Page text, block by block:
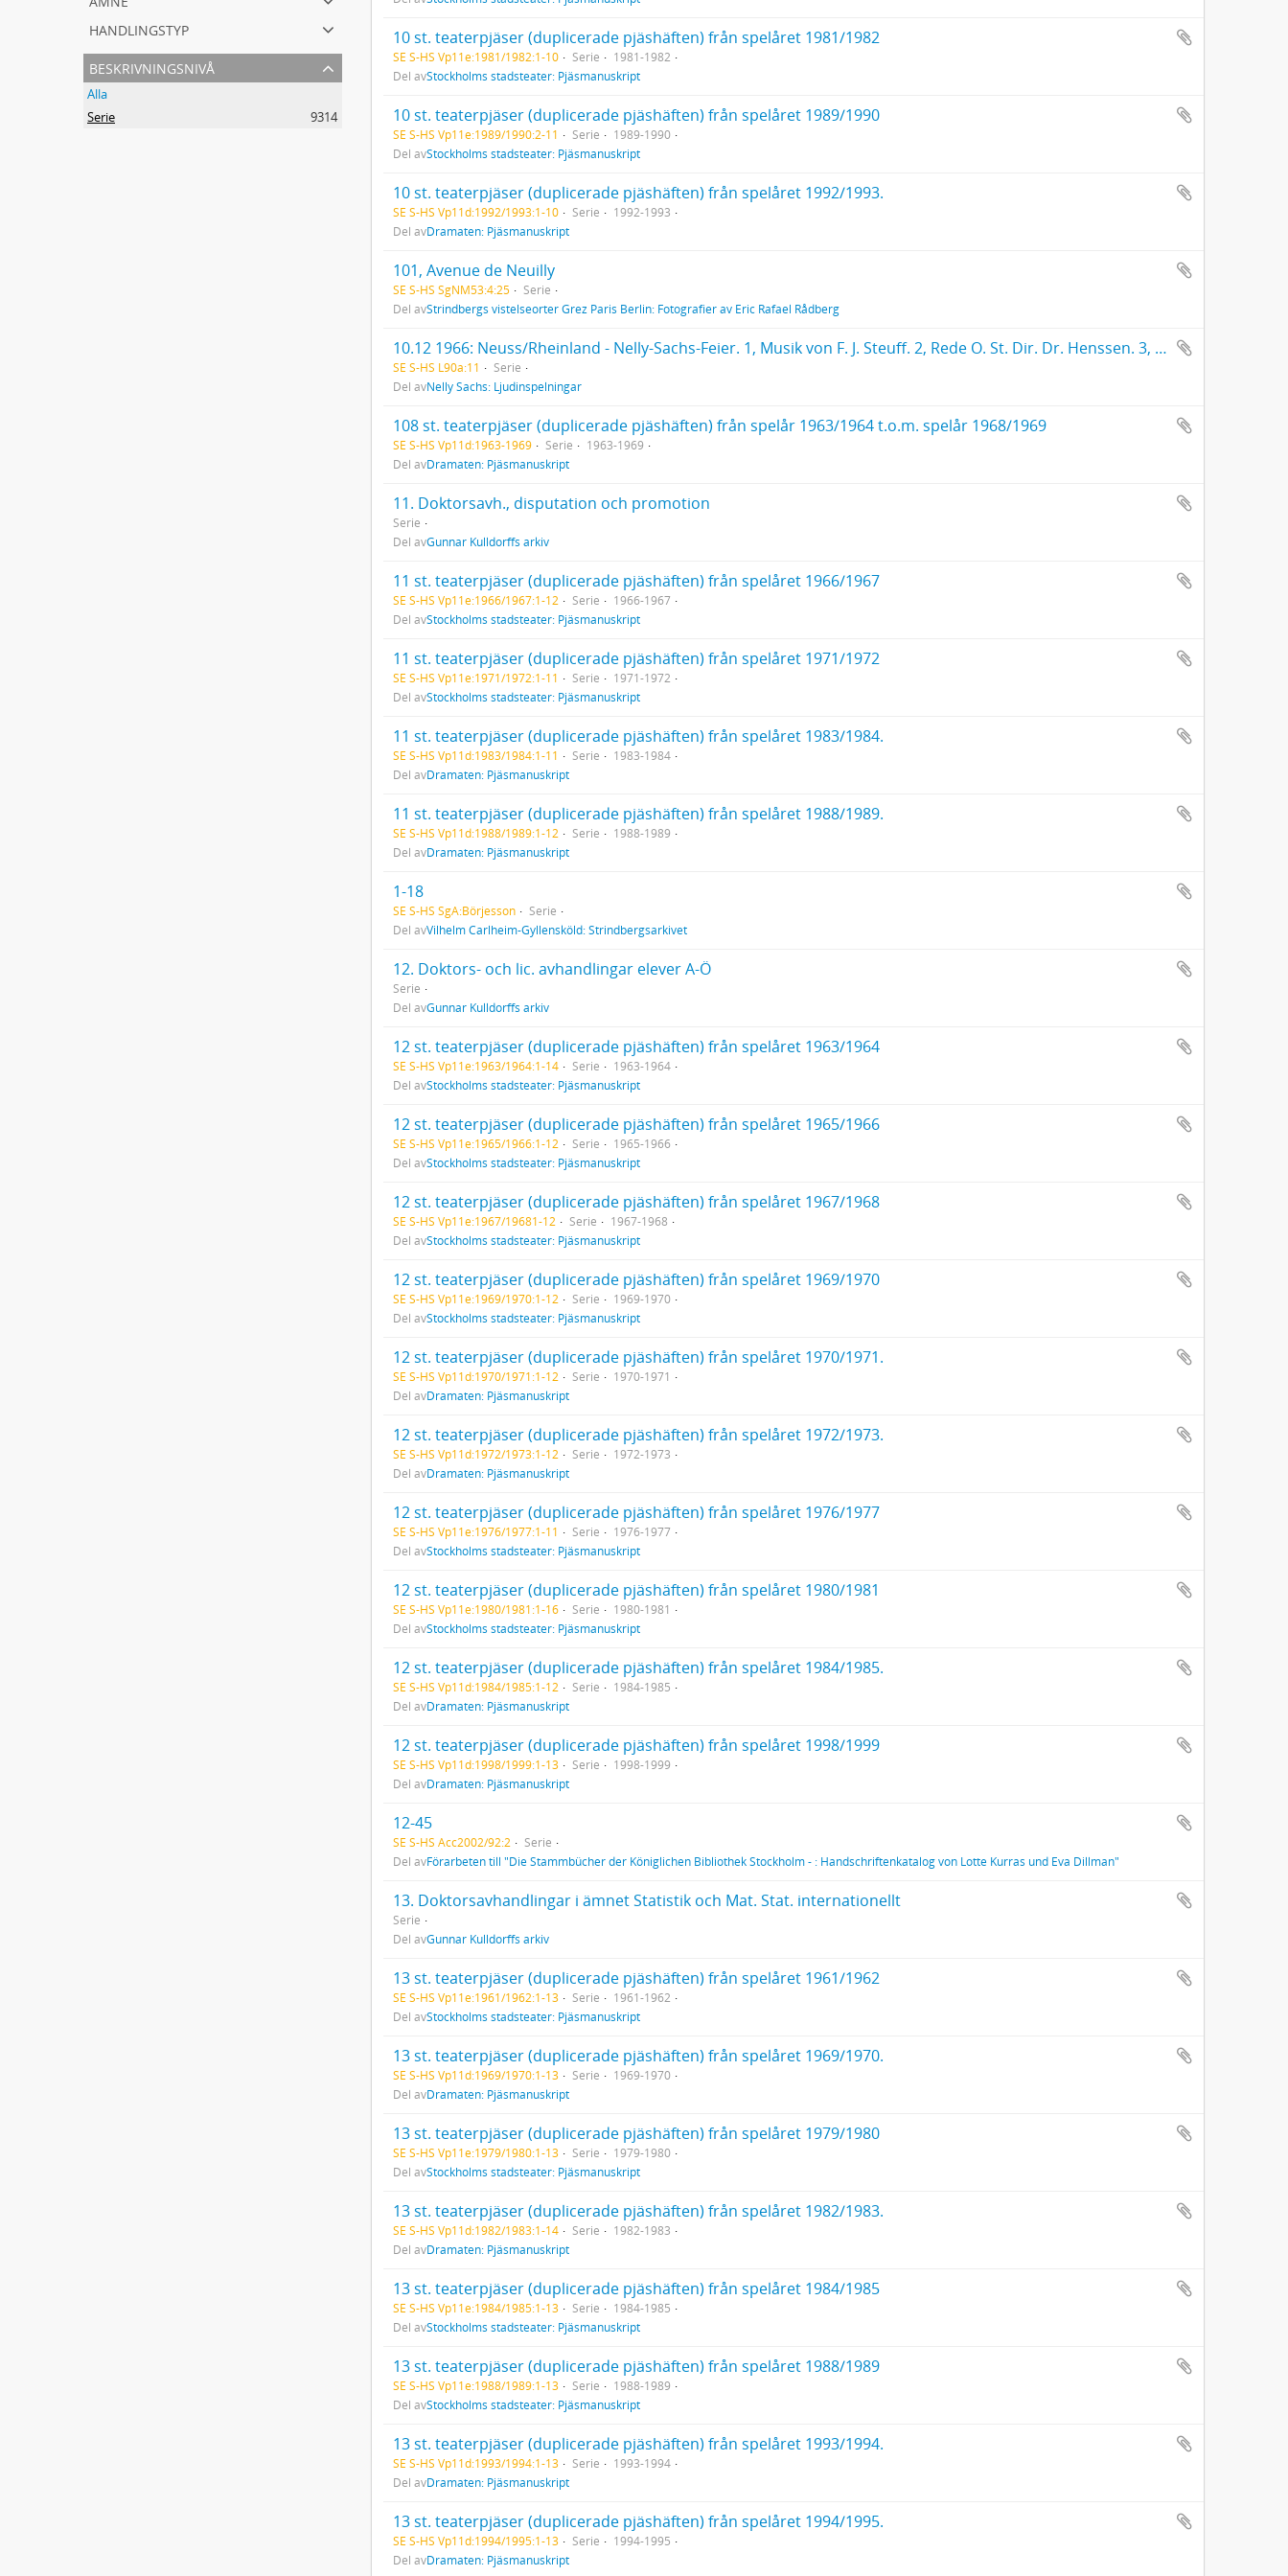
handlingstyp
beskrivningsnivå
Alla
Serie
9314
10 st. teaterpjäser (duplicerade pjäshäften) från spelåret 1981/1982
SE S-HS Vp11e:1981/1982:1-10 Serie
1981-1982
Del avStockholms stadsteater: Pjäsmanuskript
10 st. teaterpjäser (duplicerade pjäshäften) från spelåret 1989/1990
SE S-HS Vp11e:1989/1990:2-11 Serie
1989-1990
Del avStockholms stadsteater: Pjäsmanuskript
10 st. teaterpjäser (duplicerade pjäshäften) från spelåret 1992/1993.
SE S-HS Vp11d:1992/1993:1-10 Serie
1992-1993
Del avDramaten: Pjäsmanuskript
101, Avenue de Neuilly
SE S-HS SgNM53:4:25
Serie
Del avStrindbergs vistelseorter Grez Paris Berlin: Fotografier av Eric Rafael Rådberg
10.12 1966: Neuss/Rheinland - Nelly-Sachs-Feier. 1, Musik von F. J. Steuff. 2, Rede O. St. Dir. Dr. Henssen. 3, Rede Oberbürgermeister P. W. Kallen. 4, Festvortrag Dr. Helmut Jendreiek. 1 band.
SE S-HS L90a:11
Serie
Del avNelly Sachs: Ljudinspelningar
108 st. teaterpjäser (duplicerade pjäshäften) från spelår 1963/1964 t.o.m. spelår 1968/1969
SE S-HS Vp11d:1963-1969 Serie
1963-1969
Del avDramaten: Pjäsmanuskript
11. Doktorsavh., disputation och promotion
Serie
Del avGunnar Kulldorffs arkiv
11 st. teaterpjäser (duplicerade pjäshäften) från spelåret 1966/1967
SE S-HS Vp11e:1966/1967:1-12 Serie
1966-1967
Del avStockholms stadsteater: Pjäsmanuskript
11 st. teaterpjäser (duplicerade pjäshäften) från spelåret 1971/1972
SE S-HS Vp11e:1971/1972:1-11 Serie
1971-1972
Del avStockholms stadsteater: Pjäsmanuskript
11 st. teaterpjäser (duplicerade pjäshäften) från spelåret 1983/1984.
SE S-HS Vp11d:1983/1984:1-11 Serie
1983-1984
Del avDramaten: Pjäsmanuskript
11 st. teaterpjäser (duplicerade pjäshäften) från spelåret 1988/1989.
SE S-HS Vp11d:1988/1989:1-12 Serie
1988-1989
Del avDramaten: Pjäsmanuskript
1-18
SE S-HS SgA:Börjesson
Serie
Del avVilhelm Carlheim-Gyllensköld: Strindbergsarkivet
12. Doktors- och lic. avhandlingar elever A-Ö
Serie
Del avGunnar Kulldorffs arkiv
12 st. teaterpjäser (duplicerade pjäshäften) från spelåret 1963/1964
SE S-HS Vp11e:1963/1964:1-14 Serie
1963-1964
Del avStockholms stadsteater: Pjäsmanuskript
12 st. teaterpjäser (duplicerade pjäshäften) från spelåret 1965/1966
SE S-HS Vp11e:1965/1966:1-12 Serie
1965-1966
Del avStockholms stadsteater: Pjäsmanuskript
12 st. teaterpjäser (duplicerade pjäshäften) från spelåret 1967/1968
SE S-HS Vp11e:1967/19681-12 Serie
1967-1968
Del avStockholms stadsteater: Pjäsmanuskript
12 st. teaterpjäser (duplicerade pjäshäften) från spelåret 1969/1970
SE S-HS Vp11e:1969/1970:1-12 Serie
1969-1970
Del avStockholms stadsteater: Pjäsmanuskript
12 st. teaterpjäser (duplicerade pjäshäften) från spelåret 1970/1971.
SE S-HS Vp11d:1970/1971:1-12 Serie
1970-1971
Del avDramaten: Pjäsmanuskript
12 st. teaterpjäser (duplicerade pjäshäften) från spelåret 1972/1973.
SE S-HS Vp11d:1972/1973:1-12 Serie
1972-1973
Del avDramaten: Pjäsmanuskript
12 st. teaterpjäser (duplicerade pjäshäften) från spelåret 1976/1977
SE S-HS Vp11e:1976/1977:1-11 Serie
1976-1977
Del avStockholms stadsteater: Pjäsmanuskript
12 st. teaterpjäser (duplicerade pjäshäften) från spelåret 1980/1981
SE S-HS Vp11e:1980/1981:1-16 Serie
1980-1981
Del avStockholms stadsteater: Pjäsmanuskript
12 st. teaterpjäser (duplicerade pjäshäften) från spelåret 1984/1985.
SE S-HS Vp11d:1984/1985:1-12 Serie
1984-1985
Del avDramaten: Pjäsmanuskript
12 st. teaterpjäser (duplicerade pjäshäften) från spelåret 1998/1999
SE S-HS Vp11d:1998/1999:1-13 Serie
1998-1999
Del avDramaten: Pjäsmanuskript
12-45
SE S-HS Acc2002/92:2
Serie
Del avFörarbeten till "Die Stammbücher der Königlichen Bibliothek Stockholm - : Handschriftenkatalog von Lotte Kurras und Eva Dillman"
13. Doktorsavhandlingar i ämnet Statistik och Mat. Stat. internationellt
Serie
Del avGunnar Kulldorffs arkiv
13 st. teaterpjäser (duplicerade pjäshäften) från spelåret 1961/1962
SE S-HS Vp11e:1961/1962:1-13 Serie
1961-1962
Del avStockholms stadsteater: Pjäsmanuskript
13 st. teaterpjäser (duplicerade pjäshäften) från spelåret 1969/1970.
SE S-HS Vp11d:1969/1970:1-13 Serie
1969-1970
Del avDramaten: Pjäsmanuskript
13 st. teaterpjäser (duplicerade pjäshäften) från spelåret 1979/1980
SE S-HS Vp11e:1979/1980:1-13 Serie
1979-1980
Del avStockholms stadsteater: Pjäsmanuskript
13 st. teaterpjäser (duplicerade pjäshäften) från spelåret 1982/1983.
SE S-HS Vp11d:1982/1983:1-14 Serie
1982-1983
Del avDramaten: Pjäsmanuskript
13 st. teaterpjäser (duplicerade pjäshäften) från spelåret 1984/1985
SE S-HS Vp11e:1984/1985:1-13 Serie
1984-1985
Del avStockholms stadsteater: Pjäsmanuskript
13 st. teaterpjäser (duplicerade pjäshäften) från spelåret 1988/1989
SE S-HS Vp11e:1988/1989:1-13 Serie
1988-1989
Del avStockholms stadsteater: Pjäsmanuskript
13 st. teaterpjäser (duplicerade pjäshäften) från spelåret 1993/1994.
SE S-HS Vp11d:1993/1994:1-13 Serie
1993-1994
Del avDramaten: Pjäsmanuskript
13 st. teaterpjäser (duplicerade pjäshäften) från spelåret 1994/1995.
SE S-HS Vp11d:1994/1995:1-13 Serie
1994-1995
Del avDramaten: Pjäsmanuskript